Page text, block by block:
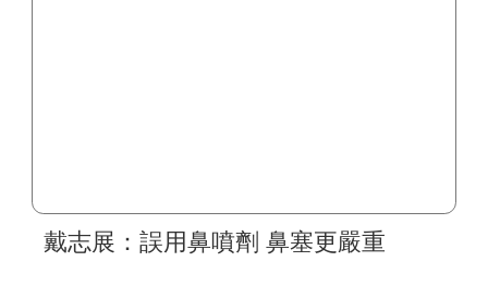
戴志展：誤用鼻噴劑 鼻塞更嚴重